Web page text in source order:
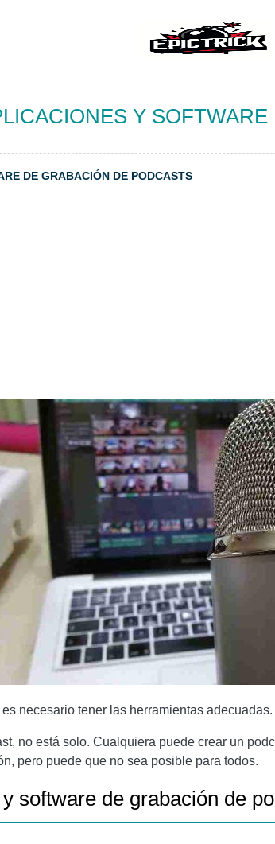
Y
DE GRABACIÓN DE PODCASTS
necesario tener las herramientas
no está solo. Cualquiera puede crear un
pero puede que no sea posible para todos.
software de grabación de